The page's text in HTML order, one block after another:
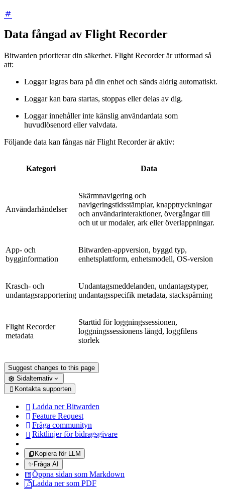
Data fångad av Flight Recorder
Bitwarden prioriterar din säkerhet. Flight Recorder är utformad så
att:
Loggar lagras bara på din enhet och sänds aldrig automatiskt.
Loggar kan bara startas, stoppas eller delas av dig.
Loggar innehåller inte känslig användardata som
huvudlösenord eller valvdata.
Följande data kan fångas när Flight Recorder är aktiv:
Kategori Data
Användarhändelser
Skärmnavigering och
navigeringstidsstämplar, knapptryckningar
och användarinteraktioner, övergångar till
och ut ur modaler, ark eller överlappningar.
App- och
bygginformation
Bitwarden-appversion, byggd typ,
enhetsplattform, enhetsmodell, OS-version
Krasch- och
undantagsrapportering
Undantagsmeddelanden, undantagstyper,
undantagsspecifik metadata, stackspårning
Flight Recorder
metadata
Starttid för loggningssessionen,
loggningssessionens längd, loggfilens
storlek
Suggest changes to this page
Sidalternativ
 Kontakta supporten
 Ladda ner Bitwarden
 Feature Request
 Fråga communityn
 Riktlinjer för bidragsgivare
Kopiera för LLM
✨ Fråga AI
Öppna sidan som Markdown
Ladda ner som PDF